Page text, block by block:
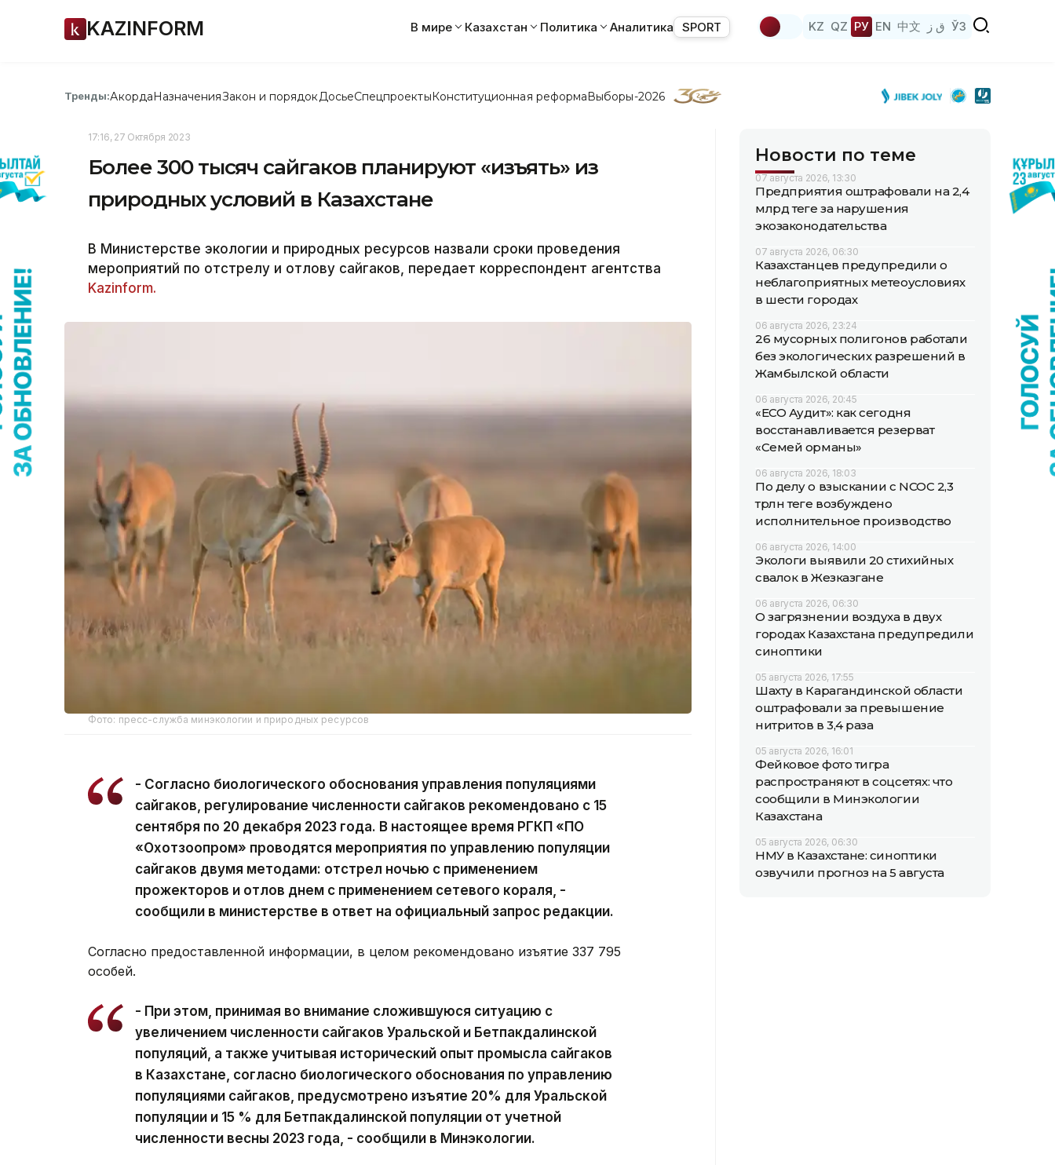
KAZINFORM В мире Казахстан Политика Аналитика SPORT KZ QZ РУ EN 中文 ق ز ЎЗ
Тренды:АкордаНазначенияЗакон и порядок ДосьеСпецпроектыКонституционная реформаВыборы-2026
17:16, 27 Октября 2023
Более 300 тысяч сайгаков планируют «изъять» из
природных условий в Казахстане
В Министерстве экологии и природных ресурсов назвали сроки проведения
мероприятий по отстрелу и отлову сайгаков, передает корреспондент агентства
Kazinform.
Фото: пресс-служба минэкологии и природных ресурсов
- Согласно биологического обоснования управления популяциями
сайгаков, регулирование численности сайгаков рекомендовано с 15
сентября по 20 декабря 2023 года. В настоящее время РГКП «ПО
«Охотзоопром» проводятся мероприятия по управлению популяции
сайгаков двумя методами: отстрел ночью с применением
прожекторов и отлов днем с применением сетевого кораля, -
сообщили в министерстве в ответ на официальный запрос редакции.
Согласно предоставленной информации, в целом рекомендовано изъятие 337 795
особей.
- При этом, принимая во внимание сложившуюся ситуацию с
увеличением численности сайгаков Уральской и Бетпакдалинской
популяций, а также учитывая исторический опыт промысла сайгаков
в Казахстане, согласно биологического обоснования по управлению
популяциями сайгаков, предусмотрено изъятие 20% для Уральской
популяции и 15 % для Бетпакдалинской популяции от учетной
численности весны 2023 года, - сообщили в Минэкологии.
Новости по теме
07 августа 2026, 13:30
Предприятия оштрафовали на 2,4
млрд теңге за нарушения
экозаконодательства
07 августа 2026, 06:30
Казахстанцев предупредили о
неблагоприятных метеоусловиях
в шести городах
06 августа 2026, 23:24
26 мусорных полигонов работали
без экологических разрешений в
Жамбылской области
06 августа 2026, 20:45
«ECO Аудит»: как сегодня
восстанавливается резерват
«Семей орманы»
06 августа 2026, 18:03
По делу о взыскании с NCOC 2,3
трлн теңге возбуждено
исполнительное производство
06 августа 2026, 14:00
Экологи выявили 20 стихийных
свалок в Жезказгане
06 августа 2026, 06:30
О загрязнении воздуха в двух
городах Казахстана предупредили
синоптики
05 августа 2026, 17:55
Шахту в Карагандинской области
оштрафовали за превышение
нитритов в 3,4 раза
05 августа 2026, 16:01
Фейковое фото тигра
распространяют в соцсетях: что
сообщили в Минэкологии
Казахстана
05 августа 2026, 06:30
НМУ в Казахстане: синоптики
озвучили прогноз на 5 августа